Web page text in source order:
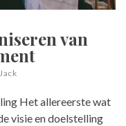
van
Jack
Het allereerste wat
visie en doelstelling